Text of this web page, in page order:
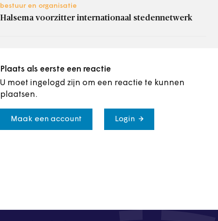
bestuur en organisatie
Halsema voorzitter internationaal stedennetwerk
Plaats als eerste een reactie
U moet ingelogd zijn om een reactie te kunnen
plaatsen.
Maak een account Login